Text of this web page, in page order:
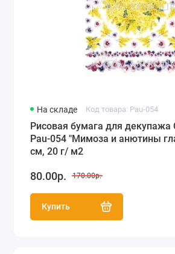
На складе Код товара: Pau-054
Рисовая бумага для декупажа
Pau-054 "Мимоза и анютины
см, 20 г/ м2
80.00р. 170.00р.
Купить